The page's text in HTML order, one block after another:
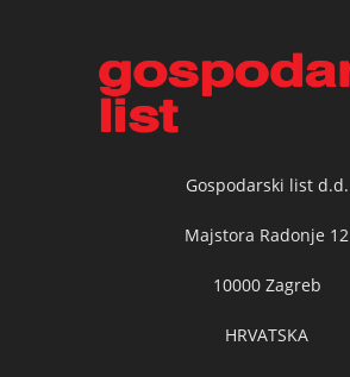
Gospodarski list d.d.
Majstora Radonje 12
10000 Zagreb
HRVATSKA